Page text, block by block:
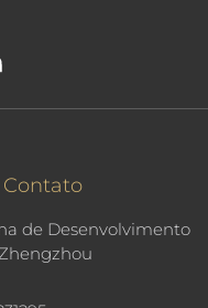
de Desenvolvimento